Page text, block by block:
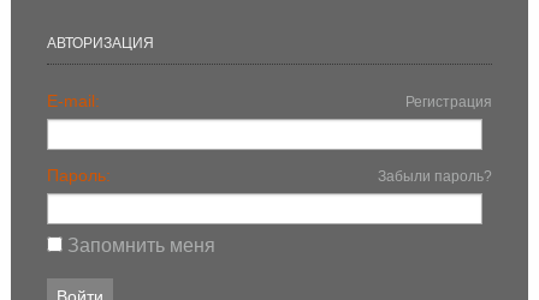
АВТОРИЗАЦИЯ
E-mail: Регистрация
Пароль: Забыли пароль?
Запомнить меня